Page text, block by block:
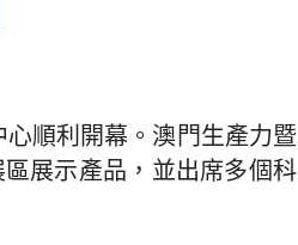
順利開幕。澳門生產力暨
展示產品，並出席多個科